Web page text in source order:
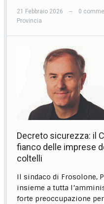
21 Febbraio 2026 — 0
Provincia
Decreto sicurezza: il
fianco delle imprese
coltelli
Il sindaco di Frosolone,
insieme a tutta
forte preoccupazione